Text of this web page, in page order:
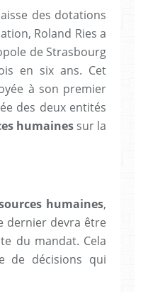
des dotations
Roland Ries a
de Strasbourg
en six ans. Cet
à son premier
des deux entités
humainessur la
humaines,
dernier devra être
du mandat. Cela
de décisions qui